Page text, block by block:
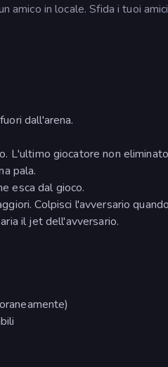
amico in locale. Sfida i tuoi
dall'arena.
L'ultimo giocatore non
pala.
esca dal gioco.
Colpisci l'avversario
il jet dell'avversario.